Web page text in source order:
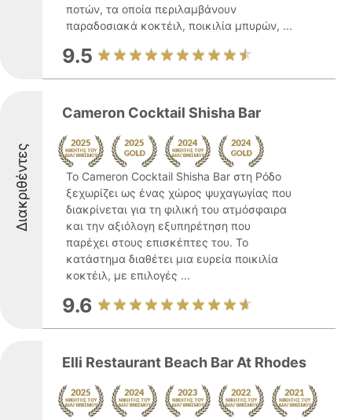
ποτών, τα οποία περιλαμβάνουν
παραδοσιακά κοκτέιλ, ποικιλία μπυρών, ...
9.5
Διακριθέντες
Cameron Cocktail Shisha Bar
Το Cameron Cocktail Shisha Bar στη Ρόδο
ξεχωρίζει ως ένας χώρος ψυχαγωγίας που
διακρίνεται για τη φιλική του ατμόσφαιρα
και την αξιόλογη εξυπηρέτηση που
παρέχει στους επισκέπτες του. Το
κατάστημα διαθέτει μια ευρεία ποικιλία
κοκτέιλ, με επιλογές ...
9.6
Elli Restaurant Beach Bar At Rhodes